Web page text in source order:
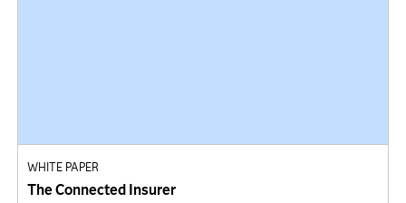
WHITE PAPER
The Connected Insurer